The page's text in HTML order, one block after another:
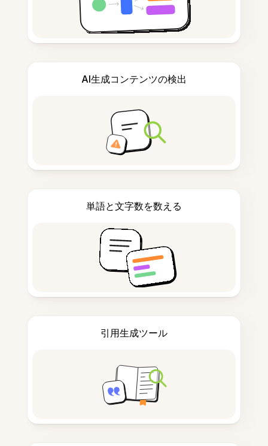
AI生成コンテンツの検出
単語と文字数を数える
引用生成ツール